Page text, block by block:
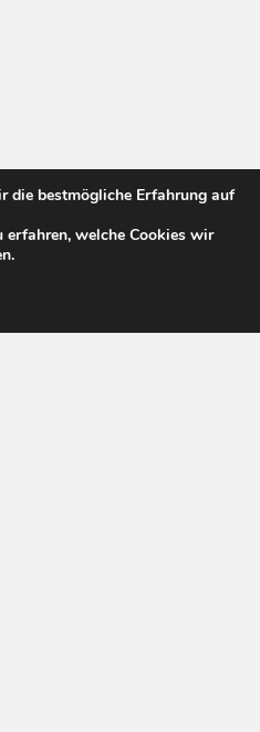
die bestmögliche Erfahrung auf
erfahren, welche Cookies wir